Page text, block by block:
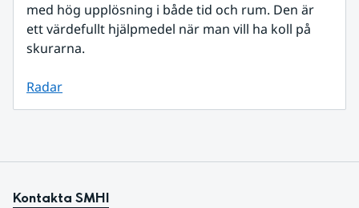
med hög upplösning i både tid och rum. Den är
ett värdefullt hjälpmedel när man vill ha koll på
skurarna.
Radar
Kontakta SMHI